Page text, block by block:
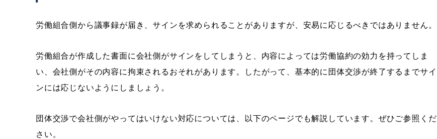
労働組合側から議事録が届き、サインを求められることがありますが、安易に応じるべきではありません。
労働組合が作成した書面に会社側がサインをしてしまうと、内容によっては労働協約の効力を持ってしま
い、会社側がその内容に拘束されるおそれがあります。したがって、基本的に団体交渉が終了するまでサイ
ンには応じないようにしましょう。
団体交渉で会社側がやってはいけない対応については、以下のページでも解説しています。ぜひご参照くだ
さい。